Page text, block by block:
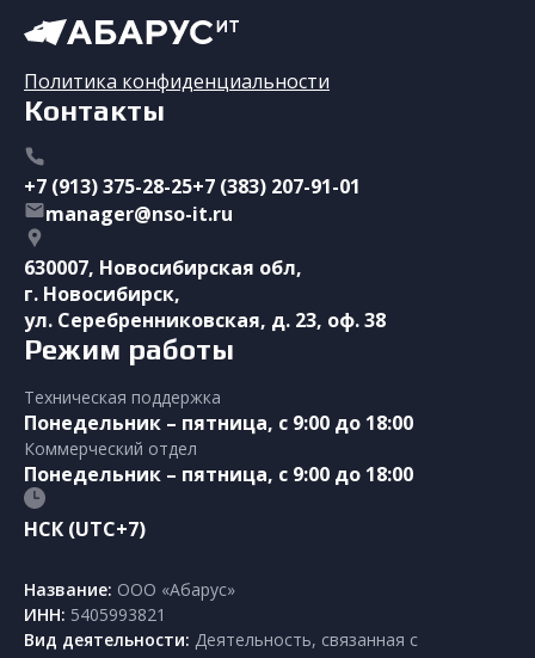
Политика конфиденциальности
Контакты
+7 (913) 375-28-25+7 (383) 207-91-01
manager@nso-it.ru
630007, Новосибирская обл,
г. Новосибирск,
ул. Серебренниковская, д. 23, оф. 38
Режим работы
Техническая поддержка
Понедельник – пятница, с 9:00 до 18:00
Коммерческий отдел
Понедельник – пятница, с 9:00 до 18:00
НСК (UTC+7)
Название: ООО «Абарус»
ИНН: 5405993821
Вид деятельности: Деятельность, связанная с